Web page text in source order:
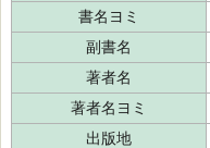
書名ヨミ
副書名
著者名
著者名ヨミ
出版地